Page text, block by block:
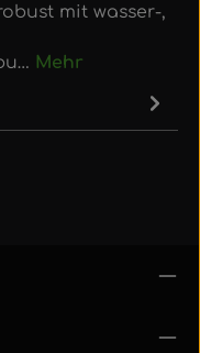
mit wasser-,
Mehr